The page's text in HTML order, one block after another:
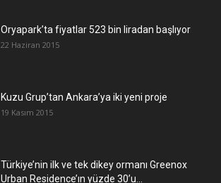
Oryapark’ta fiyatlar 523 bin liradan başlıyor
22 Haziran 2015
​Kuzu Grup’tan Ankara’ya iki yeni proje
19 Kasım 2015
Türkiye’nin ilk ve tek dikey ormanı Greenox
Urban Residence’ın yüzde 30’u...